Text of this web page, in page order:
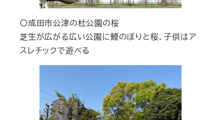
〇成田市公津の杜公園の桜
芝生が広がる広い公園に鯉のぼりと桜、子供はア
スレチックで遊べる